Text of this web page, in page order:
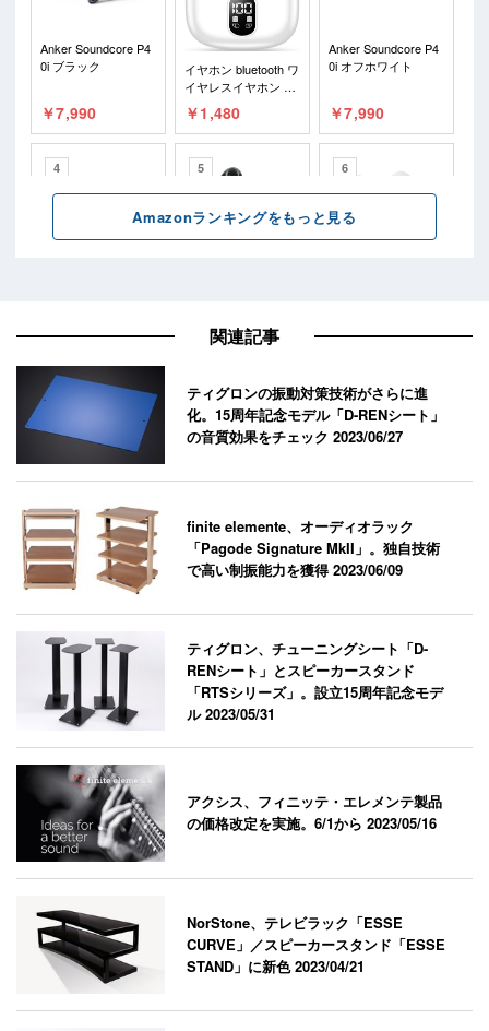
関連記事
ティグロンの振動対策技術がさらに進
化。15周年記念モデル「D-RENシート」
の音質効果をチェック2023/06/27
finite elemente、オーディオラック
「Pagode Signature MkII」。独自技術
で高い制振能力を獲得2023/06/09
ティグロン、チューニングシート「D-
RENシート」とスピーカースタンド
「RTSシリーズ」。設立15周年記念モデ
ル2023/05/31
アクシス、フィニッテ・エレメンテ製品
の価格改定を実施。6/1から2023/05/16
NorStone、テレビラック「ESSE
CURVE」／スピーカースタンド「ESSE
STAND」に新色2023/04/21